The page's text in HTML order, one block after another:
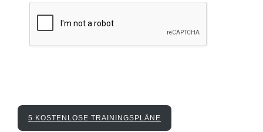
5 KOSTENLOSE TRAININGSPLÄNE